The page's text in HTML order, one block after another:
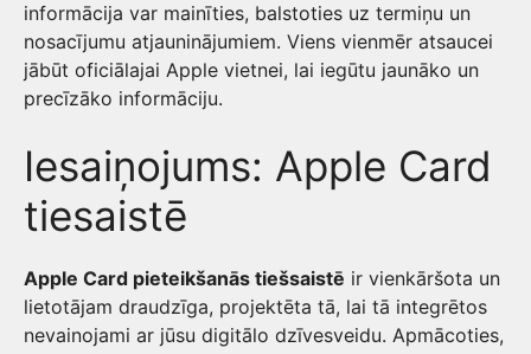
informācija var mainīties, balstoties uz termiņu un
nosacījumu atjauninājumiem. Viens vienmēr atsaucei
jābūt oficiālajai Apple vietnei, lai iegūtu jaunāko un
precīzāko informāciju.
Iesaiņojums: Apple Card
tiesaistē
Apple Card pieteikšanās tiešsaistē ir vienkāršota un
lietotājam draudzīga, projektēta tā, lai tā integrētos
nevainojami ar jūsu digitālo dzīvesveidu. Apmācoties,